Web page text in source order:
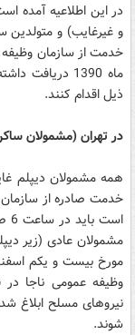
در این اطلاعیه آمده
خدمت از سازمان
ماه 1390
ذیل اقدام کنند.
در تهران (مشمولان
همه مشمولان دیپلم
وظیفه عمومی ناجا
نیروهای مسلح ابلاغ
شوند.